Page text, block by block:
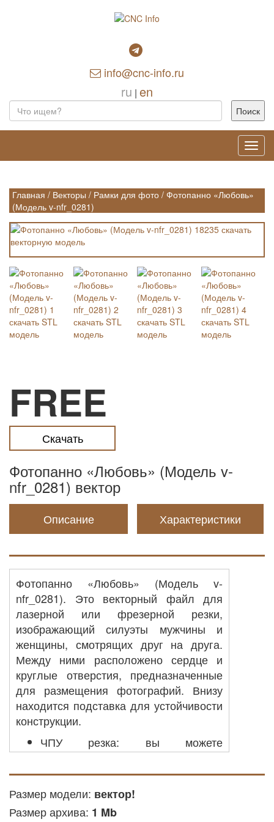
info@cnc-info.ru
ru | en
Главная / Векторы / Рамки для фото / Фотопанно «Любовь»
(Модель v-nfr_0281)
FREE
Скачать
Фотопанно «Любовь» (Модель v-
nfr_0281) вектор
Описание Характеристики
Фотопанно «Любовь» (Модель v-
nfr_0281). Это векторный файл для
лазерной или фрезерной резки,
изображающий силуэты мужчины и
женщины, смотрящих друг на друга.
Между ними расположено сердце и
круглые отверстия, предназначенные
для размещения фотографий. Внизу
находится подставка для устойчивости
конструкции.
ЧПУ резка: вы можете
использовать его для создания
деталей из металла, акриловых
или других доступных материалов
на оборудовании с ЧПУ.
Лазерная резка: файл
Размер модели: вектор!
Размер архива: 1 Mb